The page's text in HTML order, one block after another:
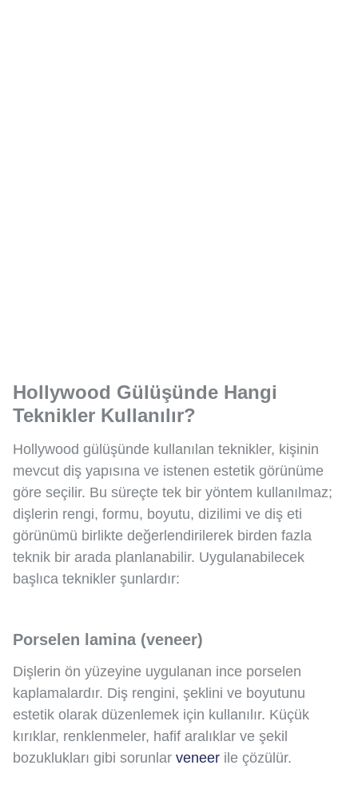
Hollywood Gülüşünde Hangi
Teknikler Kullanılır?
Hollywood gülüşünde kullanılan teknikler, kişinin
mevcut diş yapısına ve istenen estetik görünüme
göre seçilir. Bu süreçte tek bir yöntem kullanılmaz;
dişlerin rengi, formu, boyutu, dizilimi ve diş eti
görünümü birlikte değerlendirilerek birden fazla
teknik bir arada planlanabilir. Uygulanabilecek
başlıca teknikler şunlardır:
Porselen lamina (veneer)
Dişlerin ön yüzeyine uygulanan ince porselen
kaplamalardır. Diş rengini, şeklini ve boyutunu
estetik olarak düzenlemek için kullanılır. Küçük
kırıklar, renklenmeler, hafif aralıklar ve şekil
bozuklukları gibi sorunlar veneer ile çözülür.